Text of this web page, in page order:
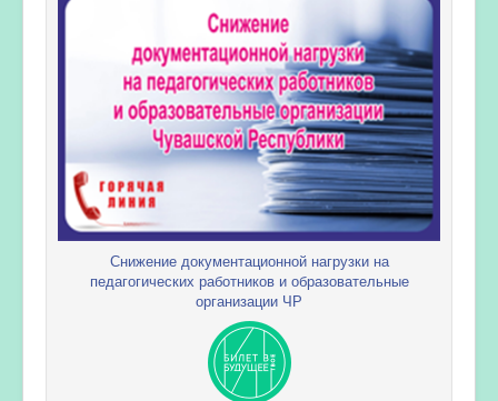
Снижение документационной нагрузки на
педагогических работников и образовательные
организации ЧР